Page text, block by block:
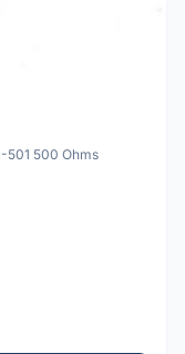
501 500 Ohms